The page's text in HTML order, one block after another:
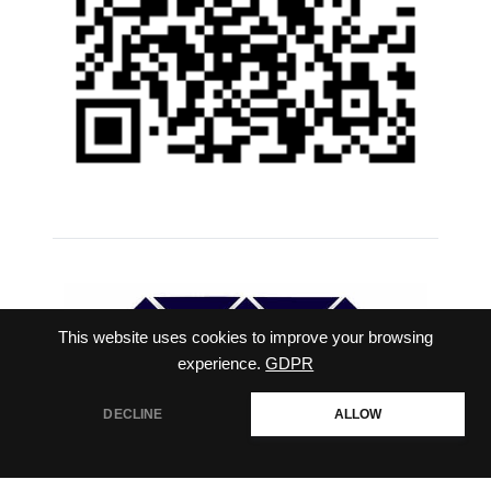
This website uses cookies to improve your browsing
experience. GDPR
DECLINE ALLOW
สอบถามเพิ่มเติม
chaty